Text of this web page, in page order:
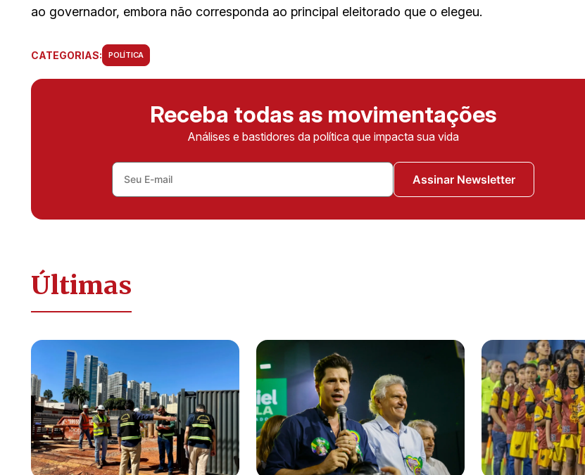
ao governador, embora não corresponda ao principal eleitorado que o elegeu.
CATEGORIAS: POLÍTICA
Receba todas as movimentações
Análises e bastidores da política que impacta sua vida
Assinar Newsletter
Últimas